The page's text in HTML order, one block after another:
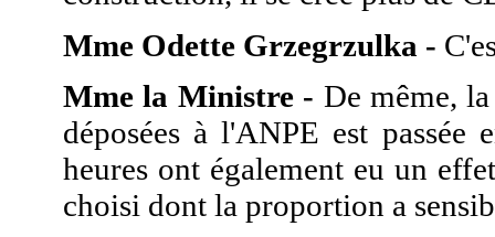
Mme Odette Grzegrzulka -
Mme la Ministre - De même,
déposées à l'ANPE est
heures ont également eu un
choisi dont la proportion a